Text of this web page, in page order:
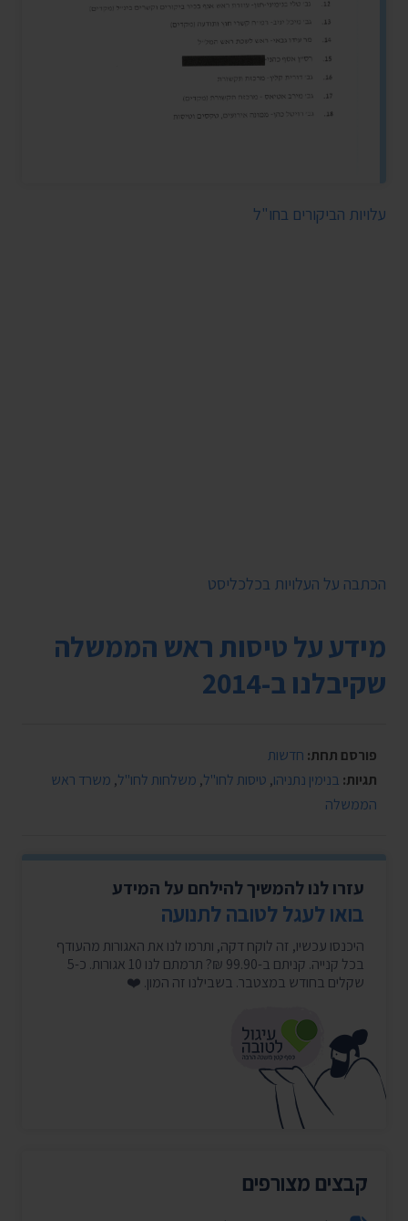
עלויות הביקורים בחו"ל
הכתבה על העלויות בכלכליסט
מידע על טיסות ראש הממשלה
שקיבלנו ב-2014
פורסם תחת: חדשות
תגיות: בנימין נתניהו, טיסות לחו"ל, משלחות לחו"ל, משרד ראש
הממשלה
עזרו לנו להמשיך להילחם על המידע
בואו לעגל לטובה לתנועה
היכנסו עכשיו, זה לוקח דקה, ותרמו לנו את האגורות מהעודף
בכל קנייה. קניתם ב-99.90 ₪? תרמתם לנו 10 אגורות. כ-5
שקלים בחודש במצטבר. בשבילנו זה המון. ❤️
קבצים מצורפים